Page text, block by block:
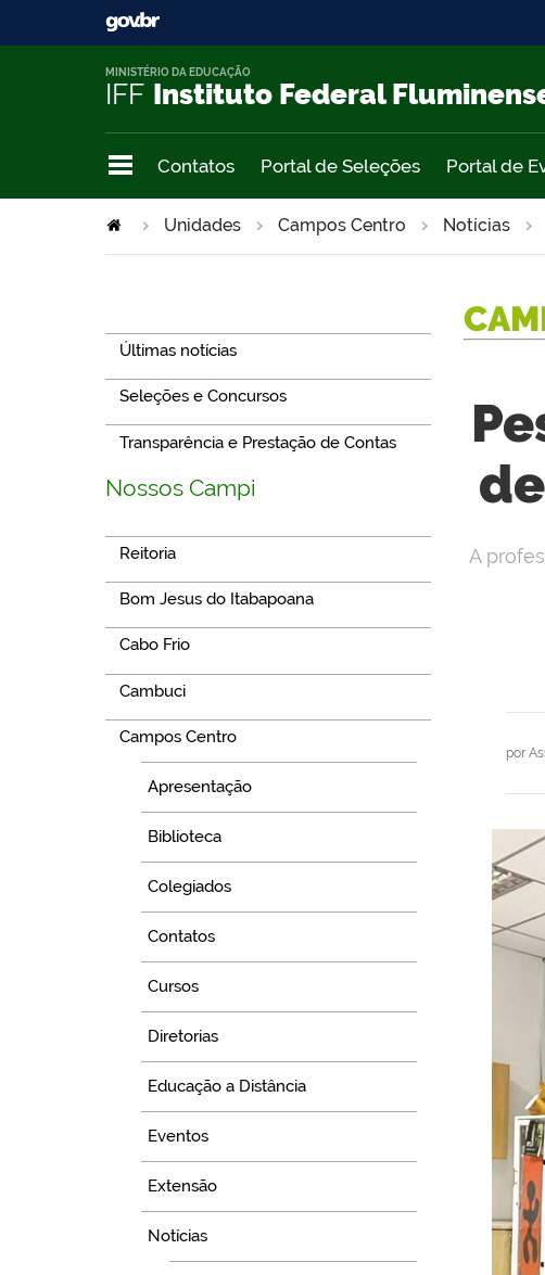
IFF Instituto Federal
MINISTÉRIO DA EDUCAÇÃO
Contatos Portal de Seleções Portal de
Unidades Campos Centro Notícias
Últimas notícias
Seleções e Concursos
Transparência e Prestação de Contas
Nossos Campi
Reitoria
Bom Jesus do Itabapoana
Cabo Frio
Cambuci
Campos Centro
Apresentação
Biblioteca
Colegiados
Contatos
Cursos
Diretorias
Educação a Distância
Eventos
Extensão
Notícias
por
A